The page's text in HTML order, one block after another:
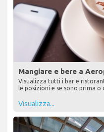
Mangiare e bere a
Visualizza tutti i bar e
le posizioni e se sono prima o
Visualizza...